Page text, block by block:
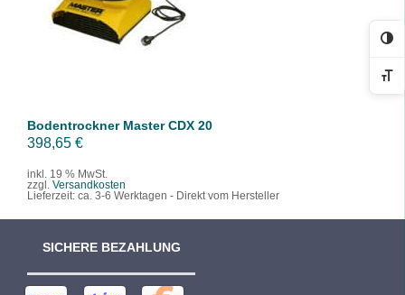
IN DEN WARENKORB
/
DETAILS
Bodentrockner Master CDX 20
398,65 €
inkl. 19 % MwSt.
zzgl. Versandkosten
Lieferzeit: ca. 3-6 Werktagen - Direkt vom Hersteller
SICHERE BEZAHLUNG